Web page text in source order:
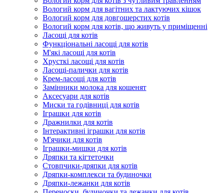
Вологий корм для вагітних та лактуючих кішок
Вологий корм для довгошерстих котів
Вологий корм для котів, що живуть у приміщенні
Ласощі для котів
Функціональні ласощі для котів
М'які ласощі для котів
Хрусткі ласощі для котів
Ласощі-палички для котів
Крем-ласощі для котів
Замінники молока для кошенят
Аксесуари для котів
Миски та годівниці для котів
Іграшки для котів
Дражнилки для котів
Інтерактивні іграшки для котів
М'ячики для котів
Іграшки-мишки для котів
Дряпки та кігтеточки
Стовпчики-дряпки для котів
Дряпки-комплекси та будиночки
Дряпки-лежанки для котів